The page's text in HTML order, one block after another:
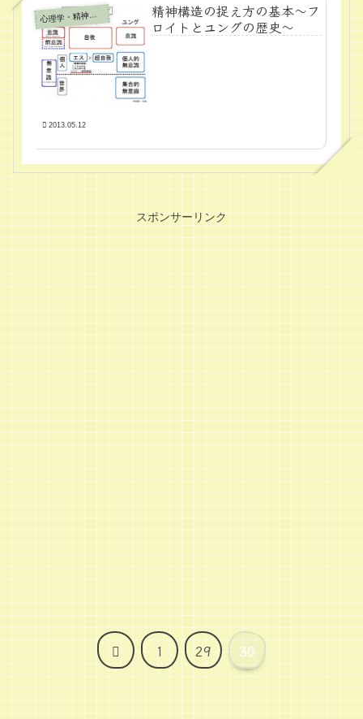
心
理学・精神医学
精神構造の捉え方の基本～フ
ロイトとユングの歴史～
2013.05.12
スポンサーリンク
前
へ
1 29 30